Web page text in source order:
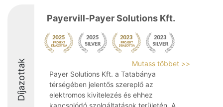
Díjazottak
Payervill-Payer Solutions Kft.
Mutass többet >>
Payer Solutions Kft. a Tatabánya
térségében jelentős szereplő az
elektromos kivitelezés és ehhez
kapcsolódó szolgáltatások területén. A